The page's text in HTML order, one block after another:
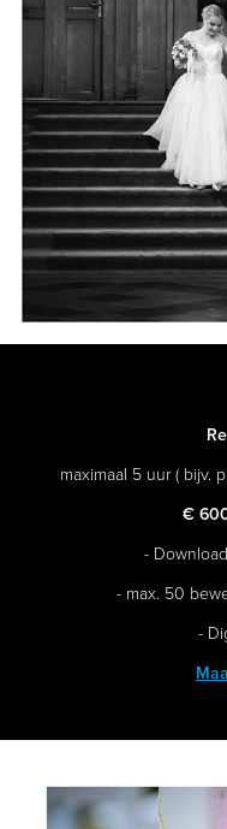
maximaal 5 uur ( bijv.
€
-
- max. 50
-